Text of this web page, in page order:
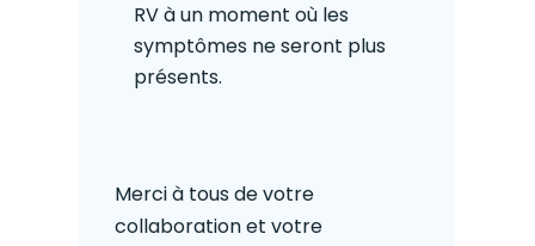
RV à un moment où les
symptômes ne seront plus
présents.
Merci à tous de votre
collaboration et votre